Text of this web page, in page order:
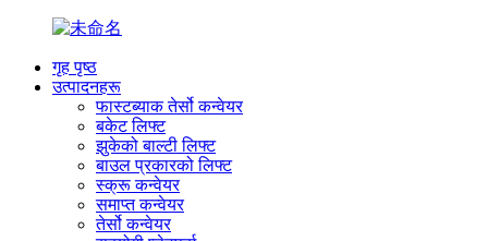
गृह पृष्ठ
उत्पादनहरू
फास्टब्याक तेर्सो कन्वेयर
बकेट लिफ्ट
झुकेको बाल्टी लिफ्ट
बाउल प्रकारको लिफ्ट
स्क्रू कन्वेयर
समाप्त कन्वेयर
तेर्सो कन्वेयर